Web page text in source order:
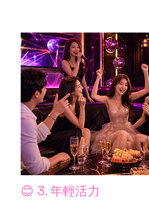
😊 3. 年輕活力